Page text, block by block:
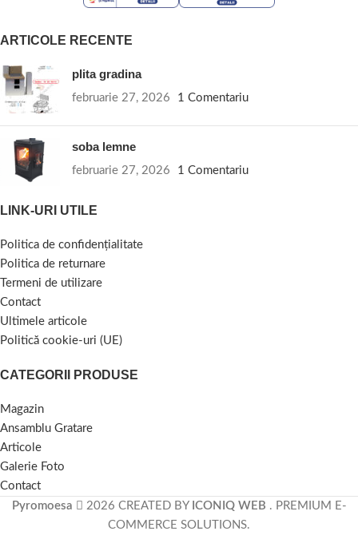
ARTICOLE RECENTE
plita gradina
februarie 27, 2026 1 Comentariu
soba lemne
februarie 27, 2026 1 Comentariu
LINK-URI UTILE
Politica de confidențialitate
Politica de returnare
Termeni de utilizare
Contact
Ultimele articole
Politică cookie-uri (UE)
CATEGORII PRODUSE
Magazin
Ansamblu Gratare
Articole
Galerie Foto
Contact
Pyromoesa
2026 CREATED BY ICONIQ WEB . PREMIUM E-
COMMERCE SOLUTIONS.